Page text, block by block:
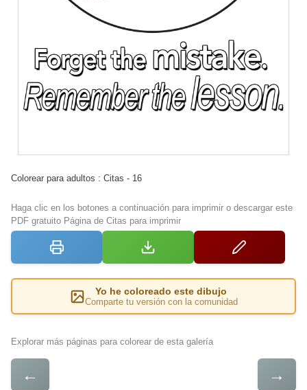
Colorear para adultos : Citas - 16
Haga clic en los botones a continuación para imprimir o descargar este
PDF gratuito Página de Citas para imprimir
Yo he coloreado este dibujo
Comparte tu versión con la comunidad
Explorar más páginas para colorear de esta galería
← →